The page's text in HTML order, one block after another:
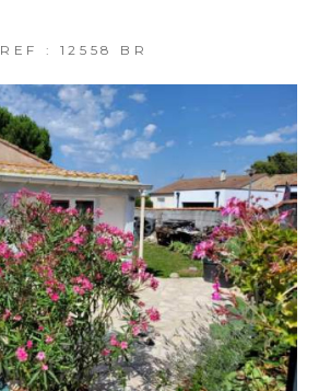
REF : 12558 BR